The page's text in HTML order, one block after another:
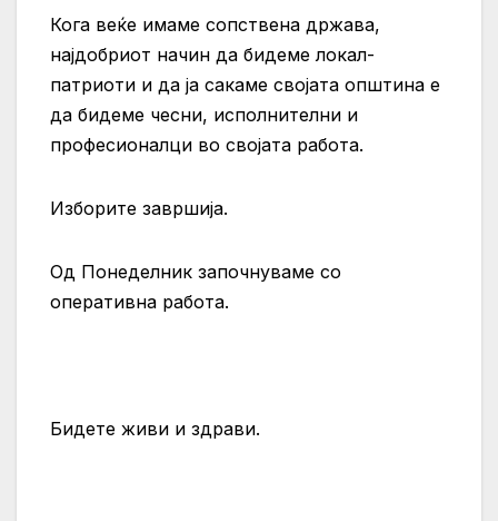
Кога веќе имаме сопствена држава,
најдобриот начин да бидеме локал-
патриоти и да ја сакаме својата општина е
да бидеме чесни, исполнителни и
професионалци во својата работа.
Изборите завршија.
Од Понеделник започнуваме со
оперативна работа.
Бидете живи и здрави.